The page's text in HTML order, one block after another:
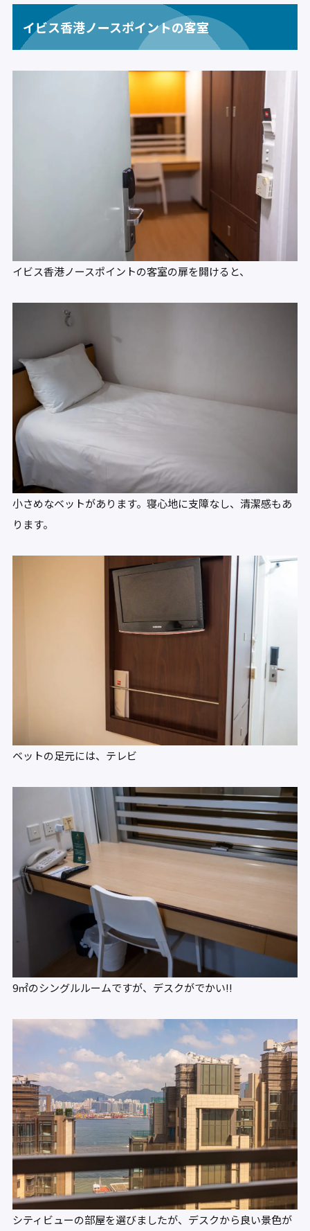
イビス香港ノースポイントの客室
イビス香港ノースポイントの客室の扉を開けると、
小さめなベットがあります。寝心地に支障なし、清潔感もあ
ります。
ベットの足元には、テレビ
9㎡のシングルルームですが、デスクがでかい!!
シティビューの部屋を選びましたが、デスクから良い景色が